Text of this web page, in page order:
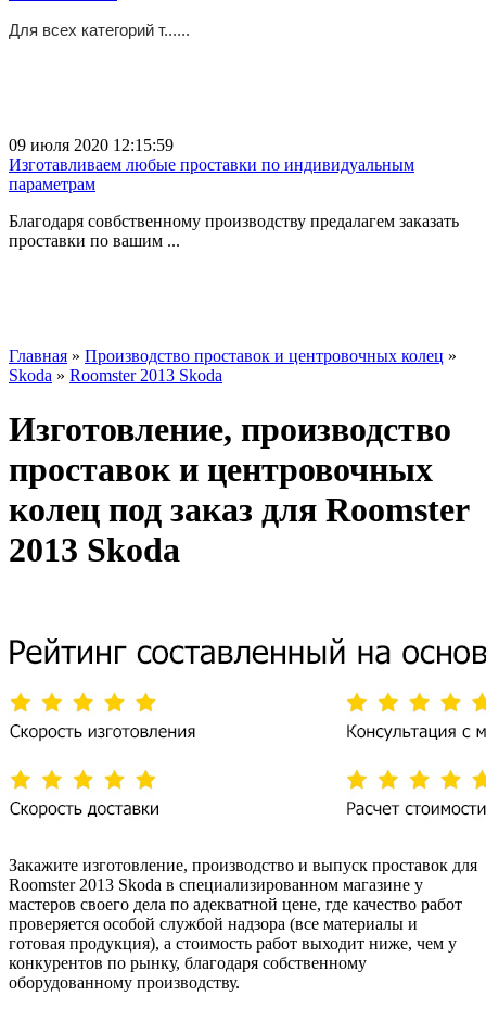
Для всех категорий т......
09 июля 2020 12:15:59
Изготавливаем любые проставки по индивидуальным
параметрам
Благодаря совбственному производству предалагем заказать
проставки по вашим ...
Главная » Производство проставок и центровочных колец »
Skoda » Roomster 2013 Skoda
Изготовление, производство
проставок и центровочных
колец под заказ для Roomster
2013 Skoda
Закажите изготовление, производство и выпуск проставок для
Roomster 2013 Skoda в специализированном магазине у
мастеров своего дела по адекватной цене, где качество работ
проверяется особой службой надзора (все материалы и
готовая продукция), а стоимость работ выходит ниже, чем у
конкурентов по рынку, благодаря собственному
оборудованному производству.